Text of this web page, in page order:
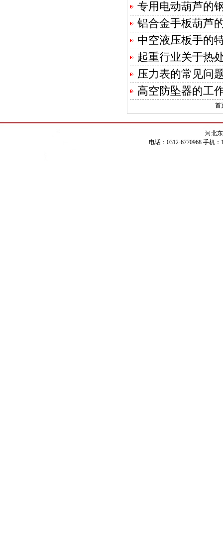
专用电动葫芦的
铝合金手板葫芦
中空液压板手的
起重行业关于热
压力表的常见问
高空防坠器的工
首
河北
电话：0312-6770968 手机